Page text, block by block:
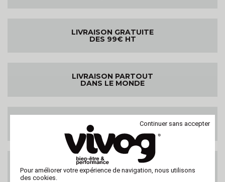
LIVRAISON GRATUITE
DES 99€ HT
LIVRAISON PARTOUT
DANS LE MONDE
REMBOURSE
PAIEMENT 100%
SECURISE
Continuer sans accepter
Pour améliorer votre expérience de navigation, nous utilisons
des cookies.